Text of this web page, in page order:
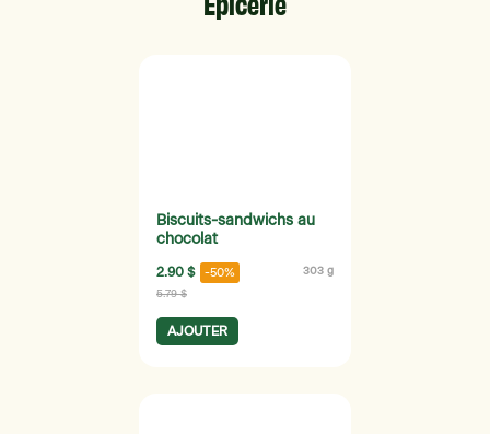
Biscuits-sandwichs au
chocolat
2.90 $ -50% 303 g
5.79 $
AJOUTER